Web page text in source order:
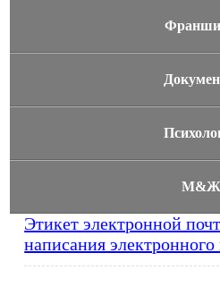
М&Ж
Этикет электронной
написания